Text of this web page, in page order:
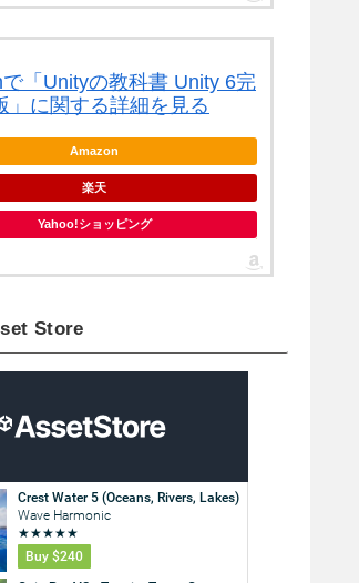
「Unityの教科書 Unity 6完
」に関する詳細を見る
Amazon
楽天
Yahoo!ショッピング
Store